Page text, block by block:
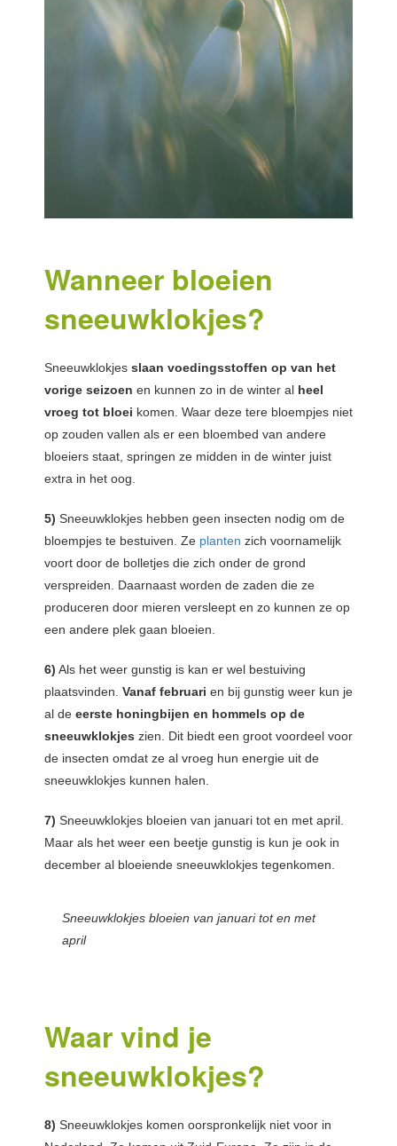
Wanneer bloeien
sneeuwklokjes?
Sneeuwklokjes slaan voedingsstoffen op van het
vorige seizoen en kunnen zo in de winter al heel
vroeg tot bloei komen. Waar deze tere bloempjes niet
op zouden vallen als er een bloembed van andere
bloeiers staat, springen ze midden in de winter juist
extra in het oog.
5) Sneeuwklokjes hebben geen insecten nodig om de
bloempjes te bestuiven. Ze planten zich voornamelijk
voort door de bolletjes die zich onder de grond
verspreiden. Daarnaast worden de zaden die ze
produceren door mieren versleept en zo kunnen ze op
een andere plek gaan bloeien.
6) Als het weer gunstig is kan er wel bestuiving
plaatsvinden. Vanaf februari en bij gunstig weer kun je
al de eerste honingbijen en hommels op de
sneeuwklokjes zien. Dit biedt een groot voordeel voor
de insecten omdat ze al vroeg hun energie uit de
sneeuwklokjes kunnen halen.
7) Sneeuwklokjes bloeien van januari tot en met april.
Maar als het weer een beetje gunstig is kun je ook in
december al bloeiende sneeuwklokjes tegenkomen.
Sneeuwklokjes bloeien van januari tot en met
april
Waar vind je
sneeuwklokjes?
8) Sneeuwklokjes komen oorspronkelijk niet voor in